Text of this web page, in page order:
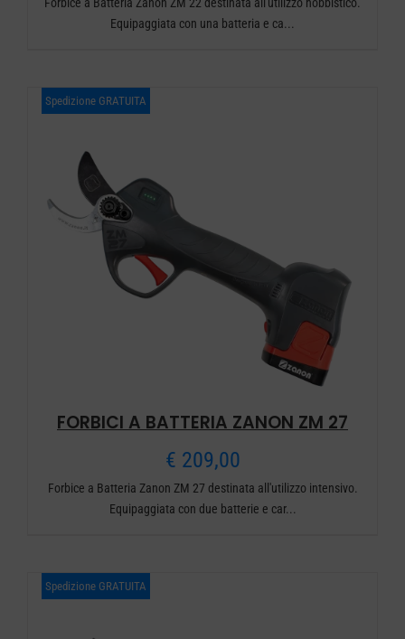
Forbice a Batteria Zanon ZM 22 destinata all'utilizzo hobbistico.
Equipaggiata con una batteria e ca...
Spedizione GRATUITA
FORBICI A BATTERIA ZANON ZM 27
€ 209,00
Forbice a Batteria Zanon ZM 27 destinata all'utilizzo intensivo.
Equipaggiata con due batterie e car...
Spedizione GRATUITA